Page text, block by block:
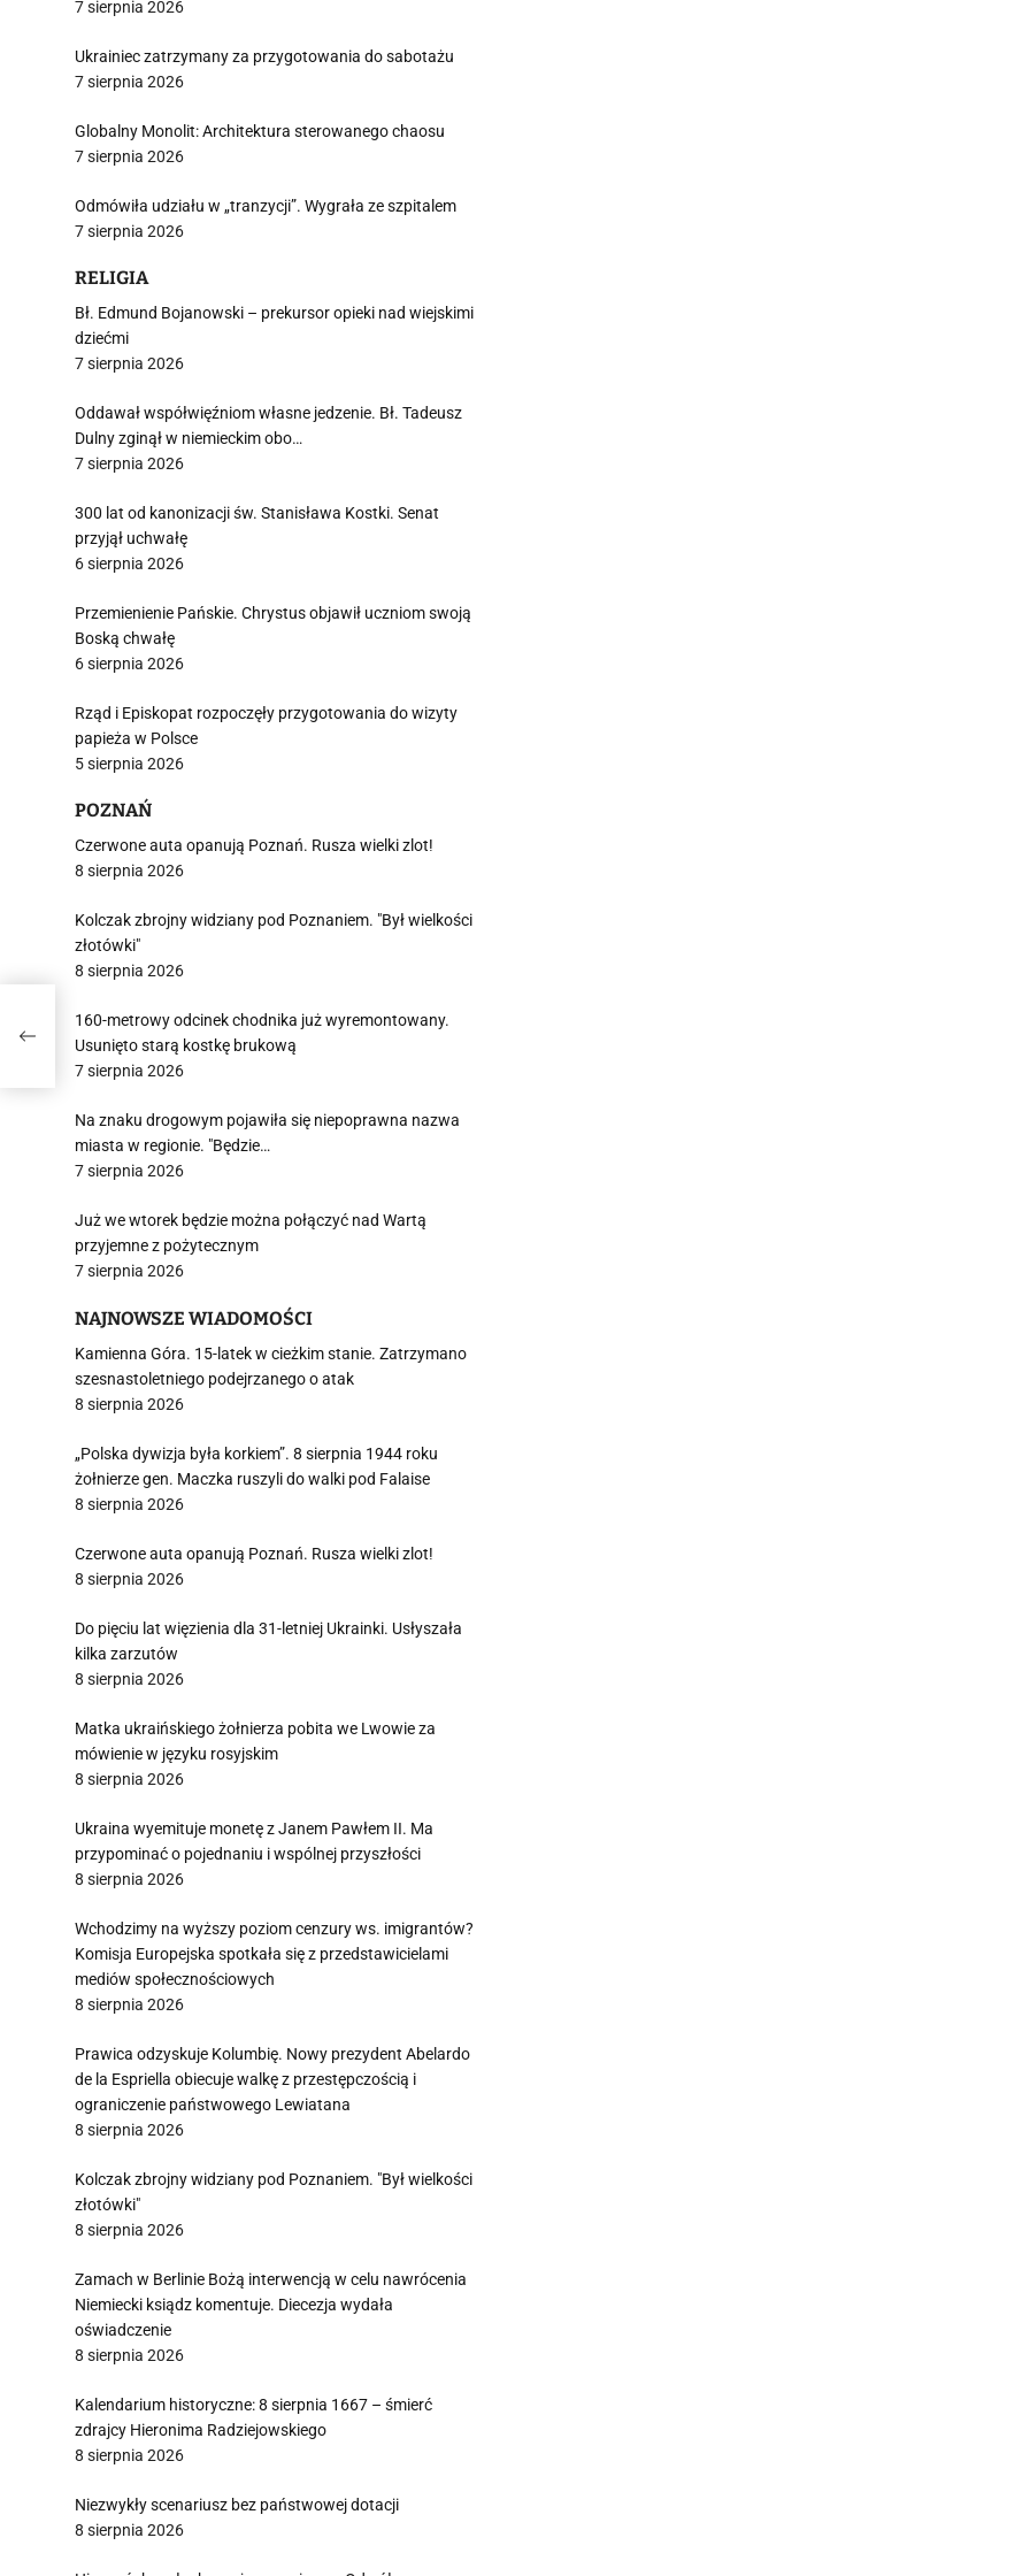
7 sierpnia 2026
Ukrainiec zatrzymany za przygotowania do sabotażu
7 sierpnia 2026
Globalny Monolit: Architektura sterowanego chaosu
7 sierpnia 2026
Odmówiła udziału w „tranzycji”. Wygrała ze szpitalem
7 sierpnia 2026
RELIGIA
Bł. Edmund Bojanowski – prekursor opieki nad wiejskimi
dziećmi
7 sierpnia 2026
Oddawał współwięźniom własne jedzenie. Bł. Tadeusz
Dulny zginął w niemieckim obo…
7 sierpnia 2026
300 lat od kanonizacji św. Stanisława Kostki. Senat
przyjął uchwałę
6 sierpnia 2026
Przemienienie Pańskie. Chrystus objawił uczniom swoją
Boską chwałę
6 sierpnia 2026
Rząd i Episkopat rozpoczęły przygotowania do wizyty
papieża w Polsce
5 sierpnia 2026
POZNAŃ
Czerwone auta opanują Poznań. Rusza wielki zlot!
8 sierpnia 2026
Kolczak zbrojny widziany pod Poznaniem. "Był wielkości
złotówki"
8 sierpnia 2026
160-metrowy odcinek chodnika już wyremontowany.
Usunięto starą kostkę brukową
7 sierpnia 2026
Na znaku drogowym pojawiła się niepoprawna nazwa
miasta w regionie. "Będzie…
7 sierpnia 2026
Już we wtorek będzie można połączyć nad Wartą
przyjemne z pożytecznym
7 sierpnia 2026
NAJNOWSZE WIADOMOŚCI
Kamienna Góra. 15-latek w cieżkim stanie. Zatrzymano
szesnastoletniego podejrzanego o atak
8 sierpnia 2026
„Polska dywizja była korkiem”. 8 sierpnia 1944 roku
żołnierze gen. Maczka ruszyli do walki pod Falaise
8 sierpnia 2026
Czerwone auta opanują Poznań. Rusza wielki zlot!
8 sierpnia 2026
Do pięciu lat więzienia dla 31-letniej Ukrainki. Usłyszała
kilka zarzutów
8 sierpnia 2026
Matka ukraińskiego żołnierza pobita we Lwowie za
mówienie w języku rosyjskim
8 sierpnia 2026
Ukraina wyemituje monetę z Janem Pawłem II. Ma
przypominać o pojednaniu i wspólnej przyszłości
8 sierpnia 2026
Wchodzimy na wyższy poziom cenzury ws. imigrantów?
Komisja Europejska spotkała się z przedstawicielami
mediów społecznościowych
8 sierpnia 2026
Prawica odzyskuje Kolumbię. Nowy prezydent Abelardo
de la Espriella obiecuje walkę z przestępczością i
ograniczenie państwowego Lewiatana
8 sierpnia 2026
Kolczak zbrojny widziany pod Poznaniem. "Był wielkości
złotówki"
8 sierpnia 2026
Zamach w Berlinie Bożą interwencją w celu nawrócenia
Niemiecki ksiądz komentuje. Diecezja wydała
oświadczenie
8 sierpnia 2026
Kalendarium historyczne: 8 sierpnia 1667 – śmierć
zdrajcy Hieronima Radziejowskiego
8 sierpnia 2026
Niezwykły scenariusz bez państwowej dotacji
8 sierpnia 2026